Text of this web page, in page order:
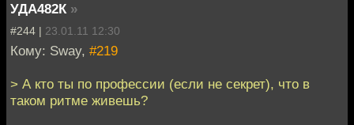
УДА482К »
#244 | 23.01.11 12:30
Кому: Sway, #219
> А кто ты по профессии (если не секрет), что в
таком ритме живешь?